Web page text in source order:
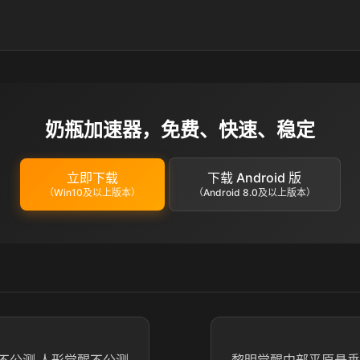
奶瓶加速器，免费、快速、稳定
立即下载
（Win10及以上版本）
下载 Android 版
（Android 8.0及以上版本）